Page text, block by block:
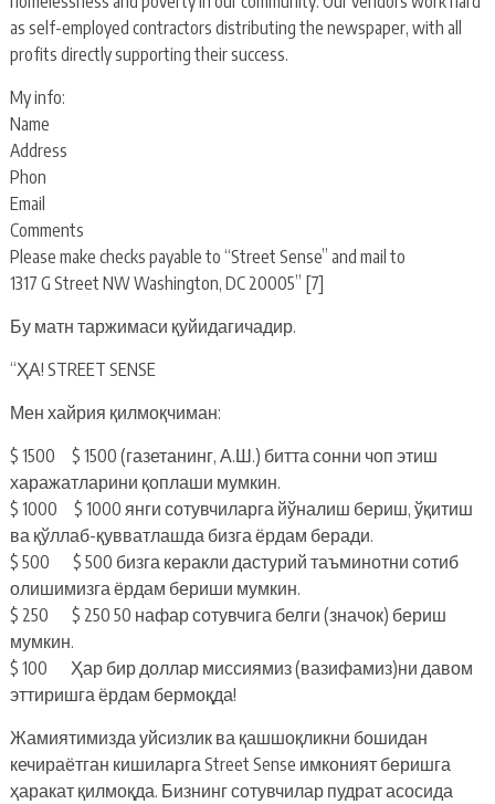
as self-employed contractors distributing the newspaper, with all
profits directly supporting their success.
My info:
Name
Address
Phon
Email
Comments
Please make checks payable to “Street Sense” and mail to
1317 G Street NW Washington, DC 20005” [7]
Бу матн таржимаси қуйидагичадир.
“ҲА! STREET SENSE
Мен хайрия қилмоқчиман:
$ 1500 $ 1500 (газетанинг, А.Ш.) битта сонни чоп этиш
харажатларини қоплаши мумкин.
$ 1000 $ 1000 янги сотувчиларга йўналиш бериш, ўқитиш
ва қўллаб-қувватлашда бизга ёрдам беради.
$ 500 $ 500 бизга керакли дастурий таъминотни сотиб
олишимизга ёрдам бериши мумкин.
$ 250 $ 250 50 нафар сотувчига белги (значок) бериш
мумкин.
$ 100 Ҳар бир доллар миссиямиз (вазифамиз)ни давом
эттиришга ёрдам бермоқда!
Жамиятимизда уйсизлик ва қашшоқликни бошидан
кечираётган кишиларга Street Sense имконият беришга
ҳаракат қилмоқда. Бизнинг сотувчилар пудрат асосида